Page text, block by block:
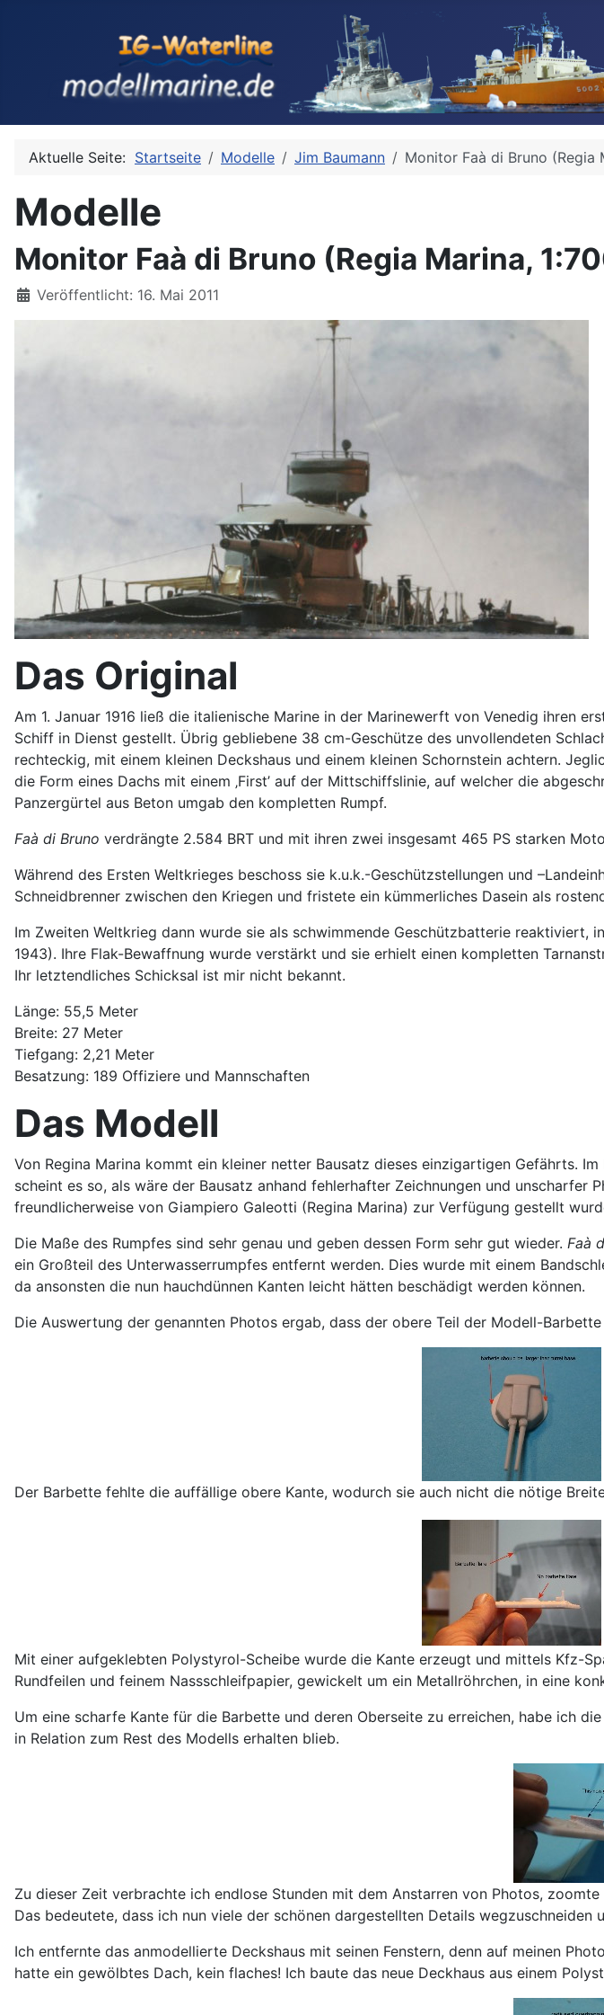
Aktuelle Seite: Startseite Modelle Jim Baumann Monitor Faà di Bruno (Regia
Modelle
Monitor Faà di Bruno (Regia Marina,
Details
Veröffentlicht: 16. Mai 2011
Das Original
Am 1. Januar 1916 ließ die italienische Marine in der Marinewerft von Venedig ihren
Schiff in Dienst gestellt. Übrig gebliebene 38 cm-Geschütze des unvollendeten
rechteckig, mit einem kleinen Deckshaus und einem kleinen Schornstein achtern.
die Form eines Dachs mit einem ‚First’ auf der Mittschiffslinie, auf welcher die
Panzergürtel aus Beton umgab den kompletten Rumpf.
Faà di Bruno verdrängte 2.584 BRT und mit ihren zwei insgesamt 465 PS starken
Während des Ersten Weltkrieges beschoss sie k.u.k.-Geschützstellungen und
Schneidbrenner zwischen den Kriegen und fristete ein kümmerliches Dasein als
Im Zweiten Weltkrieg dann wurde sie als schwimmende Geschützbatterie reaktiviert, in
1943). Ihre Flak-Bewaffnung wurde verstärkt und sie erhielt einen kompletten
Ihr letztendliches Schicksal ist mir nicht bekannt.
Länge: 55,5 Meter
Breite: 27 Meter
Tiefgang: 2,21 Meter
Besatzung: 189 Offiziere und Mannschaften
Das Modell
Von Regina Marina kommt ein kleiner netter Bausatz dieses einzigartigen Gefährts.
scheint es so, als wäre der Bausatz anhand fehlerhafter Zeichnungen und
freundlicherweise von Giampiero Galeotti (Regina Marina) zur Verfügung gestellt
Die Maße des Rumpfes sind sehr genau und geben dessen Form sehr gut wieder. Faà
ein Großteil des Unterwasserrumpfes entfernt werden. Dies wurde mit einem
da ansonsten die nun hauchdünnen Kanten leicht hätten beschädigt werden können.
Die Auswertung der genannten Photos ergab, dass der obere Teil der Modell-
Der Barbette fehlte die auffällige obere Kante, wodurch sie auch nicht die nötige
Mit einer aufgeklebten Polystyrol-Scheibe wurde die Kante erzeugt und mittels Kfz-
Rundfeilen und feinem Nassschleifpapier, gewickelt um ein Metallröhrchen, in eine
Um eine scharfe Kante für die Barbette und deren Oberseite zu erreichen, habe ich
in Relation zum Rest des Modells erhalten blieb.
Zu dieser Zeit verbrachte ich endlose Stunden mit dem Anstarren von Photos,
Das bedeutete, dass ich nun viele der schönen dargestellten Details
Ich entfernte das anmodellierte Deckshaus mit seinen Fenstern, denn auf meinen
hatte ein gewölbtes Dach, kein flaches! Ich baute das neue Deckhaus aus einem